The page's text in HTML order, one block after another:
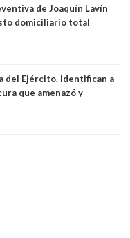
de Joaquín Lavín
domiciliario total
del Ejército. Identifican a
que amenazó y
de Andrés Arrieta y la